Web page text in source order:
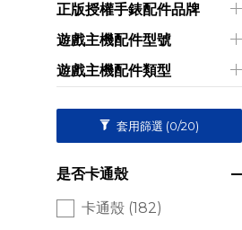
正版授權手錶配件品牌
遊戲主機配件型號
遊戲主機配件類型
套用篩選 (0/20)
是否卡通殼
卡通殼 (182)